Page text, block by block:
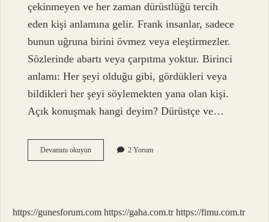
çekinmeyen ve her zaman dürüstlüğü tercih
eden kişi anlamına gelir. Frank insanlar, sadece
bunun uğruna birini övmez veya eleştirmezler.
Sözlerinde abartı veya çarpıtma yoktur. Birinci
anlamı: Her şeyi olduğu gibi, gördükleri veya
bildikleri her şeyi söylemekten yana olan kişi.
Açık konuşmak hangi deyim? Dürüstçe ve…
Devamını okuyunAçık
Sözlü
2 Yorum
https://gunesforum.com https://gaha.com.tr https://fimu.com.tr